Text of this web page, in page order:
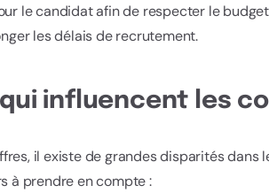
le candidat afin de respecter le
les délais de recrutement.
influencent les
il existe de grandes disparités
à prendre en compte :